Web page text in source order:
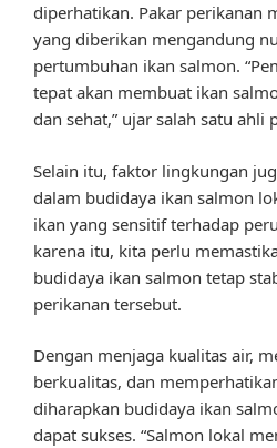
diperhatikan. Pakar perikanan
yang diberikan mengandung
pertumbuhan ikan salmon.
tepat akan membuat ikan
dan sehat,” ujar salah satu ahli
Selain itu, faktor lingkungan
dalam budidaya ikan salmon
ikan yang sensitif terhadap
karena itu, kita perlu
budidaya ikan salmon tetap
perikanan tersebut.
Dengan menjaga kualitas air,
berkualitas, dan
diharapkan budidaya ikan
dapat sukses. “Salmon lokal